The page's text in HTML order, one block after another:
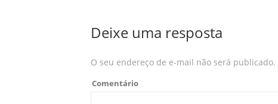
Deixe uma resposta
O seu endereço de e-mail não será publicado.
Comentário